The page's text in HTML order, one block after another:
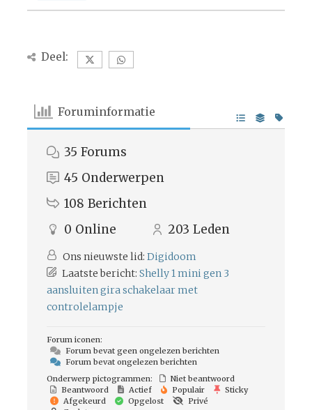
Deel:
Foruminformatie
35 Forums
45 Onderwerpen
108 Berichten
0 Online 203 Leden
Ons nieuwste lid: Digidoom
Laatste bericht: Shelly 1 mini gen 3
aansluiten gira schakelaar met
controlelampje
Forum iconen:
Forum bevat geen ongelezen berichten
Forum bevat ongelezen berichten
Onderwerp pictogrammen:
Niet beantwoord
Beantwoord
Actief Populair
Sticky
Afgekeurd
Opgelost
Privé